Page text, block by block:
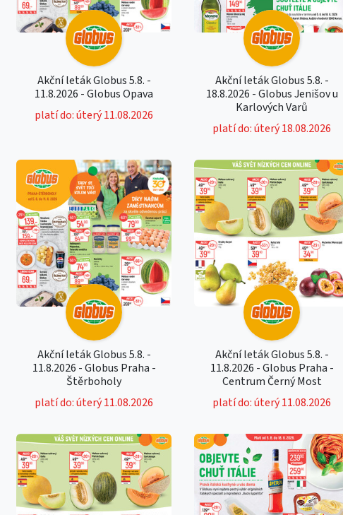
Akční leták Globus 5.8. -
11.8.2026 - Globus Opava
platí do: úterý 11.08.2026
Akční leták Globus 5.8. -
18.8.2026 - Globus Jenišov u
Karlových Varů
platí do: úterý 18.08.2026
Akční leták Globus 5.8. -
11.8.2026 - Globus Praha -
Štěrboholy
platí do: úterý 11.08.2026
Akční leták Globus 5.8. -
11.8.2026 - Globus Praha -
Centrum Černý Most
platí do: úterý 11.08.2026